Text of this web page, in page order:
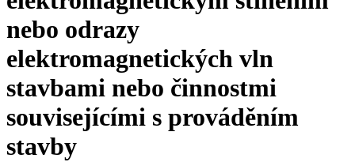
nebo odrazy
elektromagnetických vln
stavbami nebo činnostmi
souvisejícími s prováděním
stavby